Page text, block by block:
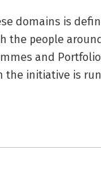
domains is
the people
and
the initiative is